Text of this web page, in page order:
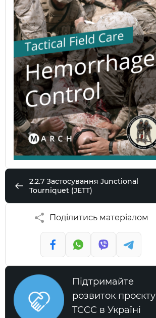
2.2.7 Застосування Junctional
Tourniquet (JETT)
Поділитись матеріалом
Підтримайте
розвиток проєкту
TCCC в Україні